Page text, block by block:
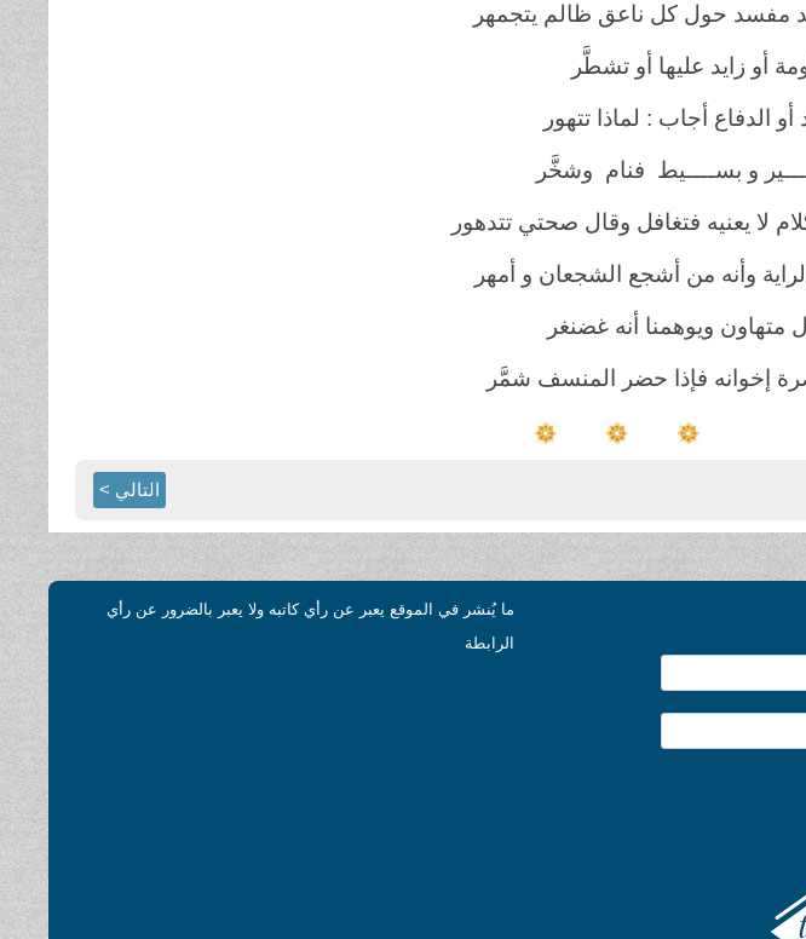
مفسد حول كل ناعق ظالم يتجمهر
أو زايد عليها أو تشطَّر
الدفاع أجاب : لماذا تتهور
و بســــيط فنام وشخَّر
لا يعنيه فتغافل وقال صحتي تتدهور
وأنه من أشجع الشجعان و أمهر
متهاون ويوهمنا أنه غضنغر
إخوانه فإذا حضر المنسف شمَّر
التالي >
ما يُنشر في الموقع يعبر عن رأي كاتبه ولا يعبر بالضرور عن رأي
الرابطة